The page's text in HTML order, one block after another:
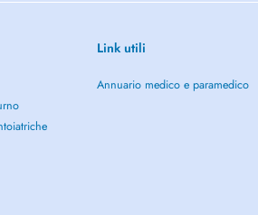
Link utili
Annuario medico e paramedico